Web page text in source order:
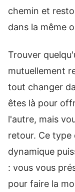
chemin et
dans la même
Trouver
mutuellement
tout changer
êtes là pour
l'autre, mais
retour. Ce type
dynamique
: vous vous
pour faire la